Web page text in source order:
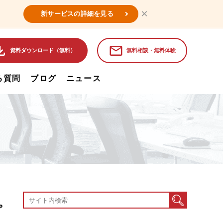
新サービスの詳細を見る ×
資料ダウンロード（無料） 無料相談・無料体験
質問 ブログ ニュース